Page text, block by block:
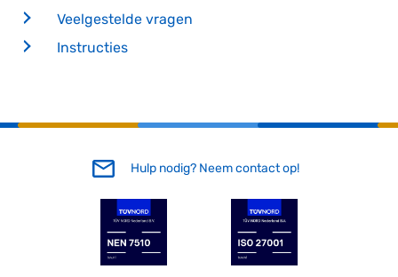
Veelgestelde vragen
Instructies
Hulp nodig? Neem contact op!